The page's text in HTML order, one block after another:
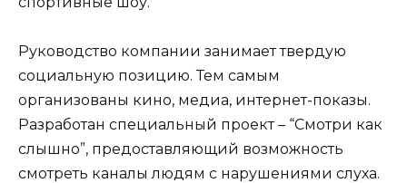
Руководство компании занимает твердую
социальную позицию. Тем самым
организованы кино, медиа, интернет-показы.
Разработан специальный проект – “Смотри как
слышно”, предоставляющий возможность
смотреть каналы людям с нарушениями слуха.